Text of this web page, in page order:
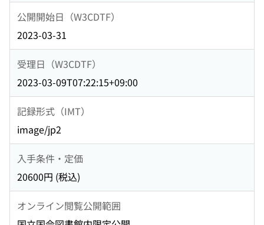
公開開始日（W3CDTF）
2023-03-31
受理日（W3CDTF）
2023-03-09T07:22:15+09:00
記録形式（IMT）
image/jp2
入手条件・定価
20600円 (税込)
オンライン閲覧公開範囲